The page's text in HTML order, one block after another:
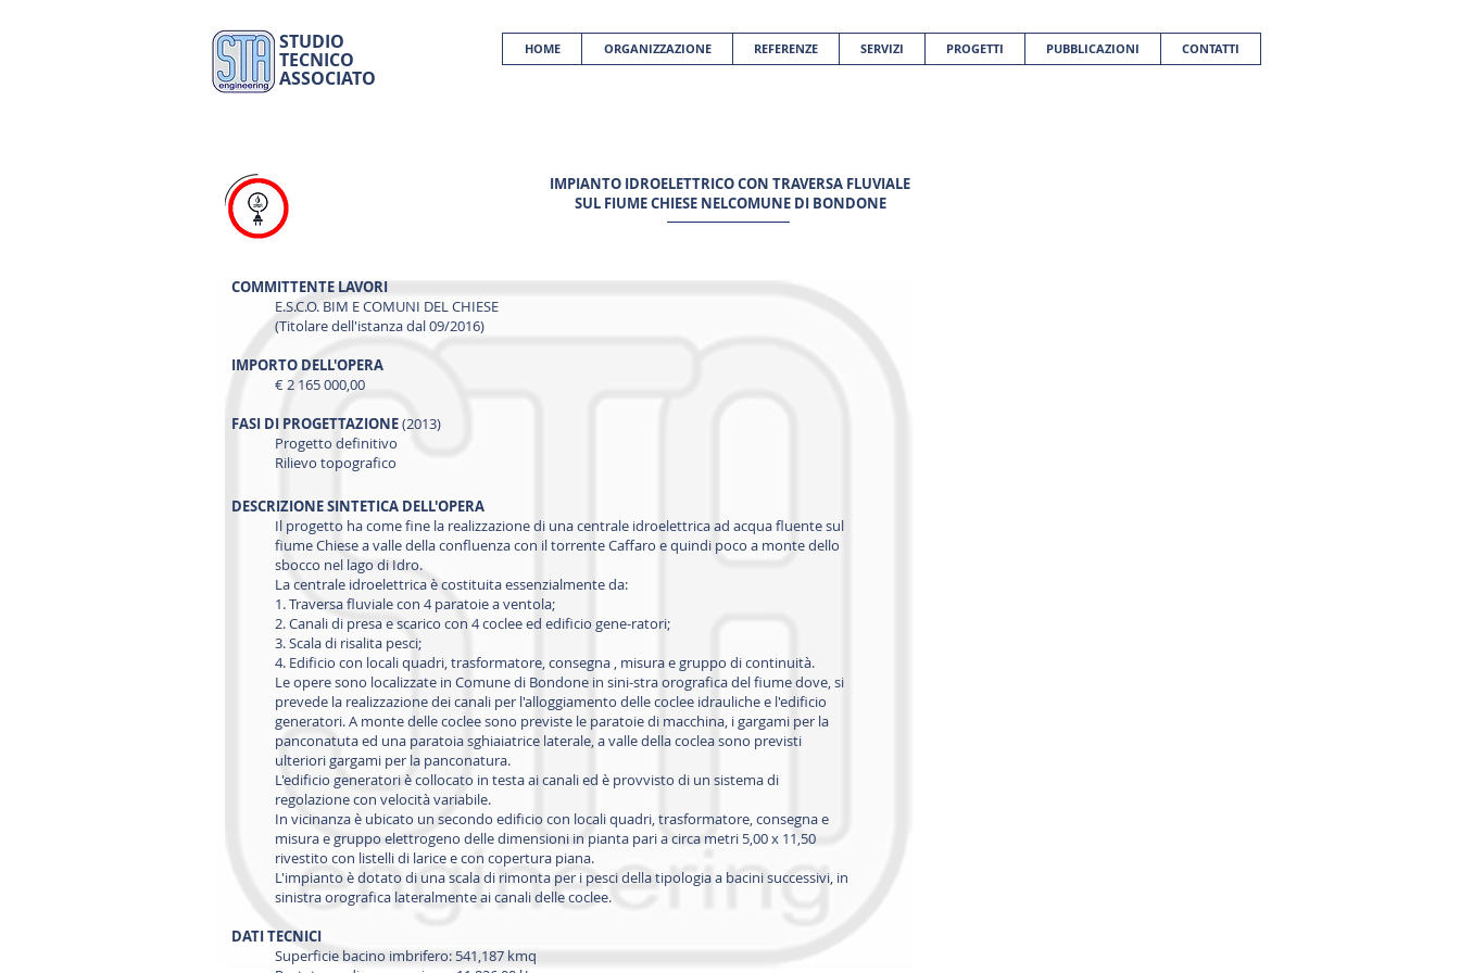
STUDIO
TECNICO
ASSOCIATO
HOME ORGANIZZAZIONE REFERENZE SERVIZI PROGETTI PUBBLICAZIONI CONTATTI
IMPIANTO IDROELETTRICO CON TRAVERSA FLUVIALE
SUL FIUME CHIESE NELCOMUNE DI BONDONE
COMMITTENTE LAVORI
E.S.C.O. BIM E COMUNI DEL CHIESE
(Titolaredell'istanza dal 09/2016)
IMPORTO DELL'OPERA
€ 2 165 000,00
FASI DI PROGETTAZIONE(2013)
Progetto definitivo
Rilievo topografico
DESCRIZIONE SINTETICA DELL'OPERA
Il progetto ha come fine la realizzazione di una centrale idroelettrica ad acqua fluente sul
fiume Chiese a valle della confluenza con il torrente Caffaro e quindi poco a monte dello
sbocco nel lago di Idro.
La centrale idroelettrica è costituita essenzialmente da:
1. Traversa fluviale con 4 paratoie a ventola;
2. Canali di presa e scarico con 4 coclee ed edificio gene-ratori;
3. Scala di risalita pesci;
4. Edificio con locali quadri, trasformatore, consegna , misura e gruppo di continuità.
Le opere sono localizzate in Comune di Bondone in sini-stra orografica del fiume dove, si
prevede la realizzazione dei canali per l'alloggiamento delle coclee idrauliche e l'edificio
generatori. A monte delle coclee sono previste le paratoie di macchina, i gargami per la
panconatuta ed una paratoia sghiaiatrice laterale, a valle della coclea sono previsti
ulteriori gargami per la panconatura.
L'edificio generatori è collocato in testa ai canali ed è provvisto di un sistema di
regolazione con velocità variabile.
In vicinanza è ubicato un secondo edificio con locali quadri, trasformatore, consegna e
misura e gruppo elettrogeno delle dimensioni in pianta pari a circa metri 5,00 x 11,50
rivestito con listelli di larice e con copertura piana.
L'impianto è dotato di una scala di rimonta per i pesci della tipologia a bacini successivi, in
sinistra orografica lateralmente ai canali delle coclee.
DATI TECNICI
Superficie bacino imbrifero: 541,187 kmq